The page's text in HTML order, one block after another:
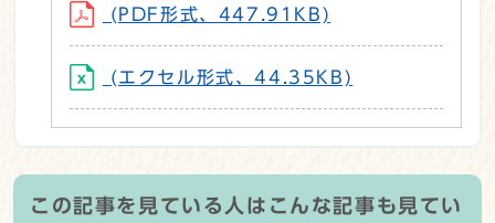
(PDF形式、447.91KB)
(エクセル形式、44.35KB)
この記事を見ている人はこんな記事も見てい